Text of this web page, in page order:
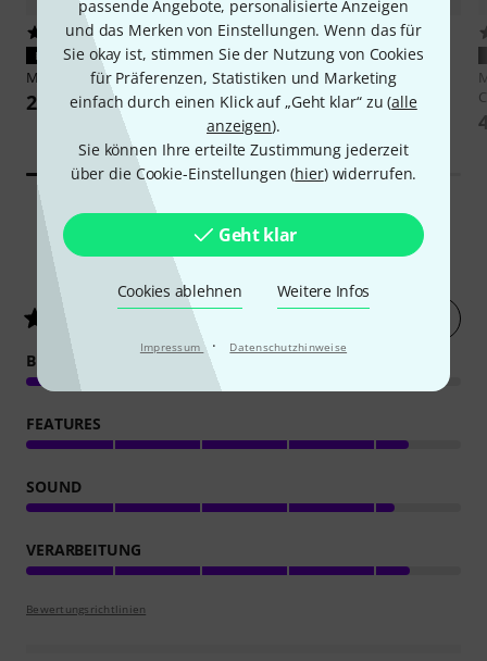
passende Angebote, personalisierte Anzeigen
und das Merken von Einstellungen. Wenn das für
Sie okay ist, stimmen Sie der Nutzung von Cookies
für Präferenzen, Statistiken und Marketing
einfach durch einen Klick auf „Geht klar“ zu (alle
anzeigen).
Sie können Ihre erteilte Zustimmung jederzeit
über die Cookie-Einstellungen (hier) widerrufen.
Geht klar
Cookies ablehnen Weitere Infos
Impressum · Datenschutzhinweise
398
PASST GARANTIERT
MilleniumHi-Hat Controller
29 €
566
PASST GARANTIERT
Millenium E-Drum Bag
75 €
220Kundenbewertungen
/ 5
BESPIELBARKEIT
FEATURES
SOUND
VERARBEITUNG
Bewertungsrichtlinien